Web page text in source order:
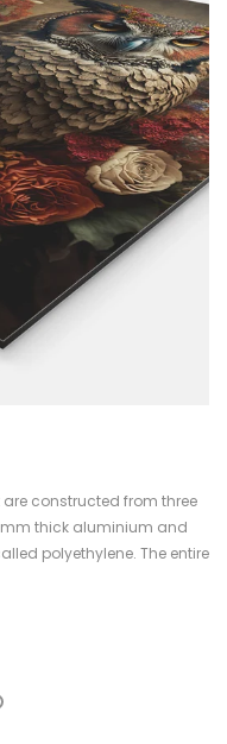
constructed from three
mm thick aluminium and
polyethylene. The entire